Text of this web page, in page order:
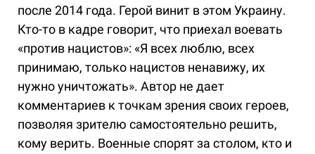
после 2014 года. Герой винит в этом Украину.
Кто-то в кадре говорит, что приехал воевать
«против нацистов»: «Я всех люблю, всех
принимаю, только нацистов ненавижу, их
нужно уничтожать». Автор не дает
комментариев к точкам зрения своих героев,
позволяя зрителю самостоятельно решить,
кому верить. Военные спорят за столом, кто и